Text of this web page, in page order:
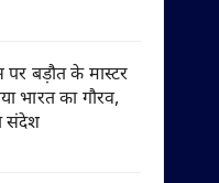
पर बड़ौत के मास्टर
भारत का गौरव,
संदेश